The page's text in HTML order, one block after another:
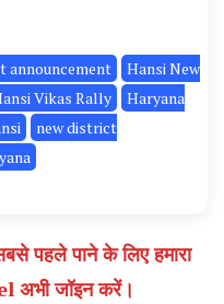
announcement
Hansi New
Vikas Rally
Haryana
new district
पहले पाने के लिए हमारा
जॉइन करें।